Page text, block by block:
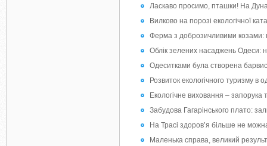
Ласкаво просимо, пташки! На
Вилково на порозі екологічної
Ферма з доброзичливими козами:
Облік зелених насаджень Одеси:
Одеситками була створена
Розвиток екологічного туризму в
Екологічне виховання –
Забудова Гагарінського плато:
На Трасі здоров’я більше не
Маленька справа, великий